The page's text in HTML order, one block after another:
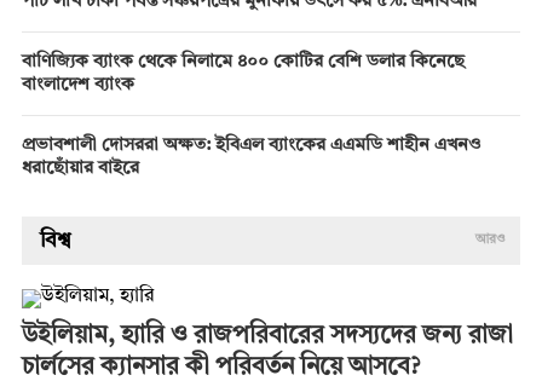
বাণিজ্যিক ব্যাংক থেকে নিলামে ৪০০ কোটির বেশি ডলার কিনেছে
বাংলাদেশ ব্যাংক
প্রভাবশালী দোসররা অক্ষত: ইবিএল ব্যাংকের এএমডি শাহীন এখনও
ধরাছোঁয়ার বাইরে
বিশ্ব আরও
উইলিয়াম, হ্যারি ও রাজপরিবারের সদস্যদের জন্য রাজা
চার্লসের ক্যানসার কী পরিবর্তন নিয়ে আসবে?